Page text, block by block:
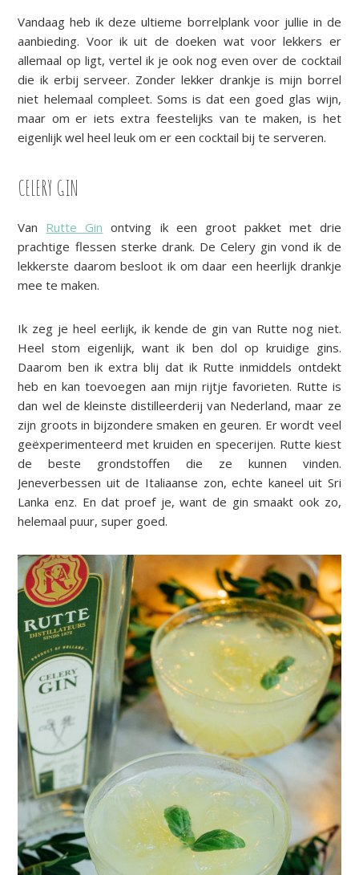
Vandaag heb ik deze ultieme borrelplank voor jullie in de
aanbieding. Voor ik uit de doeken wat voor lekkers er
allemaal op ligt, vertel ik je ook nog even over de cocktail
die ik erbij serveer. Zonder lekker drankje is mijn borrel
niet helemaal compleet. Soms is dat een goed glas wijn,
maar om er iets extra feestelijks van te maken, is het
eigenlijk wel heel leuk om er een cocktail bij te serveren.
CELERY GIN
Van Rutte Gin ontving ik een groot pakket met drie
prachtige flessen sterke drank. De Celery gin vond ik de
lekkerste daarom besloot ik om daar een heerlijk drankje
mee te maken.
Ik zeg je heel eerlijk, ik kende de gin van Rutte nog niet.
Heel stom eigenlijk, want ik ben dol op kruidige gins.
Daarom ben ik extra blij dat ik Rutte inmiddels ontdekt
heb en kan toevoegen aan mijn rijtje favorieten. Rutte is
dan wel de kleinste distilleerderij van Nederland, maar ze
zijn groots in bijzondere smaken en geuren. Er wordt veel
geëxperimenteerd met kruiden en specerijen. Rutte kiest
de beste grondstoffen die ze kunnen vinden.
Jeneverbessen uit de Italiaanse zon, echte kaneel uit Sri
Lanka enz. En dat proef je, want de gin smaakt ook zo,
helemaal puur, super goed.